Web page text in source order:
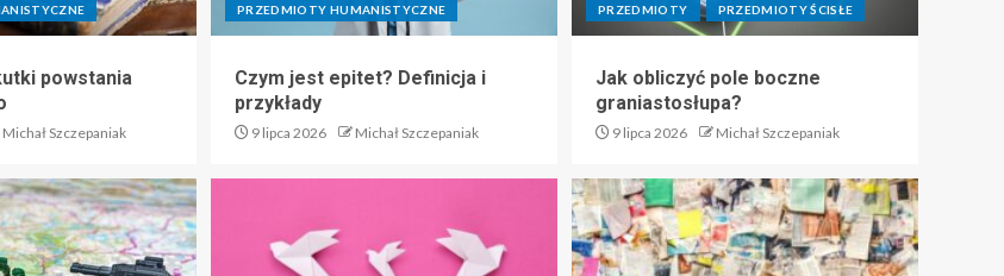
powstania
Michał Szczepaniak
PRZEDMIOTY HUMANISTYCZNE
Czym jest epitet? Definicja i
przykłady
9 lipca 2026 Michał Szczepaniak
PRZEDMIOTY PRZEDMIOTY ŚCISŁE
Jak obliczyć pole boczne
graniastosłupa?
9 lipca 2026 Michał Szczepaniak